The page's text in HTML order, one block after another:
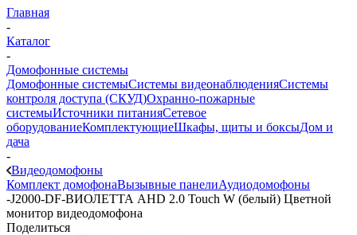
Главная
-
Каталог
-
Домофонные системы
Домофонные системыСистемы видеонаблюденияСистемы
контроля доступа (СКУД)Охранно-пожарные
системыИсточники питанияСетевое
оборудованиеКомплектующиеШкафы, щиты и боксыДом и
дача
-
Видеодомофоны
Комплект домофонаВызывные панелиАудиодомофоны
-J2000-DF-ВИОЛЕТТА AHD 2.0 Touch W (белый) Цветной
монитор видеодомофона
Поделиться